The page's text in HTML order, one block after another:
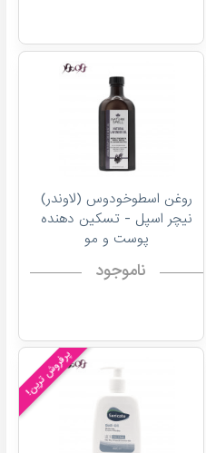
روغن اسطوخودوس (لاوندر)
نیچر اسپل - تسکین دهنده
پوست و مو
ناموجود
پرفروش ترین!